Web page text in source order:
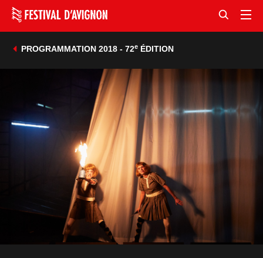
PROGRAMMATION 2018 - 72eÉDITION